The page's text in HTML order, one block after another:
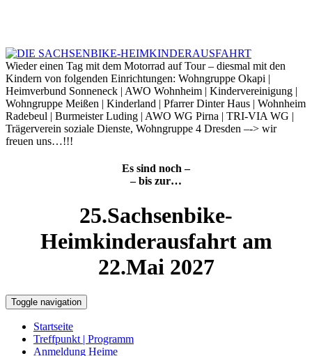
Wieder einen Tag mit dem Motorrad auf Tour – diesmal mit den
Kindern von folgenden Einrichtungen: Wohngruppe Okapi |
Heimverbund Sonneneck | AWO Wohnheim | Kindervereinigung |
Wohngruppe Meißen | Kinderland | Pfarrer Dinter Haus | Wohnheim
Radebeul | Burmeister Luding | AWO WG Pirna | TRI-VIA WG |
Trägerverein soziale Dienste, Wohngruppe 4 Dresden –-> wir
freuen uns…!!!
Es sind noch –
– bis zur…
25.Sachsenbike-
Heimkinderausfahrt am
22.Mai 2027
Toggle navigation
Startseite
Treffpunkt | Programm
Anmeldung Heime